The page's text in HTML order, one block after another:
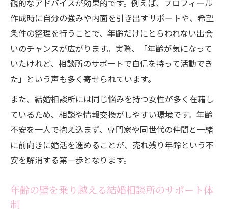
観的なアドバイスが効果的です。例えば、プロフィール
作成時に自分の強みや内面を引き出すサポートや、希望
条件の整理を行うことで、年齢だけにとらわれない出会
いのチャンスが広がります。実際、「年齢が気になって
いたけれど、相談所のサポートで自信を持って活動でき
た」という声も多く寄せられています。
また、結婚相談所には同じ悩みを持つ女性が多く在籍し
ているため、相談や情報交換がしやすい環境です。年齢
不安を一人で抱え込まず、専門家や同世代の仲間と一緒
に前向きに婚活を進めることが、売れ残り年齢という不
安を解消する第一歩となります。
年齢の壁を乗り越える結婚相談所のサポート体
制